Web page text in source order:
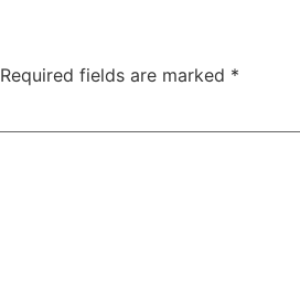
Required fields are marked *